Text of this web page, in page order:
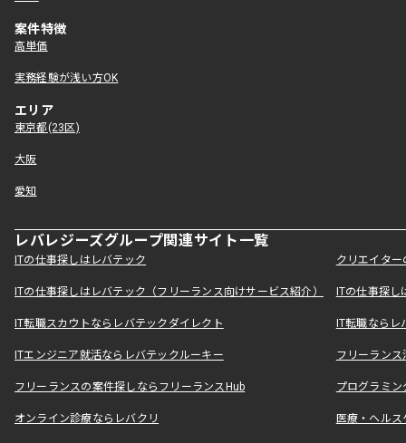
案件特徴
高単価
実務経験が浅い方OK
エリア
東京都(23区)
大阪
愛知
レバレジーズグループ関連サイト一覧
ITの仕事探しはレバテック クリエイタ
ITの仕事探しはレバテック（フリーランス向けサービス紹介） ITの仕事探
IT転職スカウトならレバテックダイレクト IT転職なら
ITエンジニア就活ならレバテックルーキー フリーラン
フリーランスの案件探しならフリーランスHub プログラミ
オンライン診療ならレバクリ 医療・ヘル